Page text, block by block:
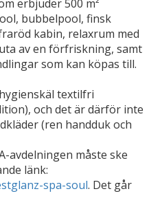
erbjuder 500 m²
bubbelpool, finsk
kabin, relaxrum med
av en förfriskning, samt
som kan köpas till.
textilfri
och det är därför inte
(ren handduk och
avdelningen måste ske
länk:
spa-soul. Det går